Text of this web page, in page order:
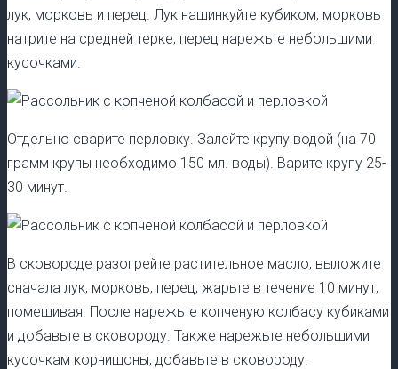
лук, морковь и перец. Лук нашинкуйте кубиком, морковь
натрите на средней терке, перец нарежьте небольшими
кусочками.
Отдельно сварите перловку. Залейте крупу водой (на 70
грамм крупы необходимо 150 мл. воды). Варите крупу 25-
30 минут.
В сковороде разогрейте растительное масло, выложите
сначала лук, морковь, перец, жарьте в течение 10 минут,
помешивая. После нарежьте копченую колбасу кубиками
и добавьте в сковороду. Также нарежьте небольшими
кусочкам корнишоны, добавьте в сковороду.